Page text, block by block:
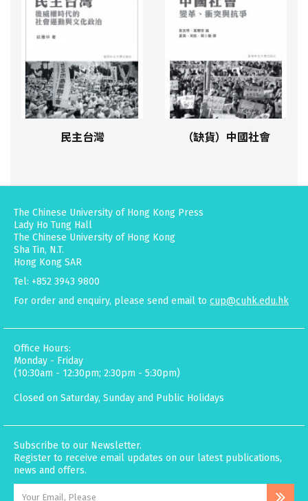
民主台灣 （缺貨）中國社會
The Chinese University of Hong Kong Press
Lady Ho Tung Hall
The Chinese University of Hong Kong
Sha Tin, N.T.
Hong Kong SAR
Tel: +852 3943 9800
For order and enquiry, please send email to cup@cuhk.edu.hk
Office Hours:
Monday - Friday
(10:30am - 12:30pm; 2:30pm - 5:30pm)
Closed on Saturday, Sunday and Public Holidays
Subscribe to our Newsletter.
Register to receive email updates on our latest publications,
news and offers.